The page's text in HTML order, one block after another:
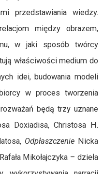
przedstawiania wiedzy.
między obrazem,
w jaki sposób twórcy
właściwości medium do
idei, budowania modeli
w proces tworzenia
będą trzy uznane
Doxiadisa, Christosa H.
Odpłaszczenie Nicka
Mikołajczyka – dzieła